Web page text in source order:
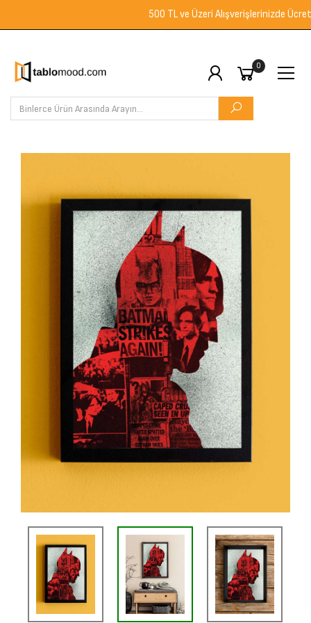
500 TL ve Üzeri Alışverişlerinizde Ücretsiz
0